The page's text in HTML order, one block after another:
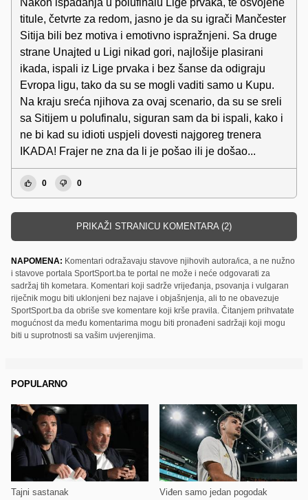
titule, četvrte za redom, jasno je da su igrači Mančester
Sitija bili bez motiva i emotivno ispražnjeni. Sa druge
strane Unajted u Ligi nikad gori, najlošije plasirani
ikada, ispali iz Lige prvaka i bez šanse da odigraju
Evropa ligu, tako da su se mogli vaditi samo u Kupu.
Na kraju sreća njihova za ovaj scenario, da su se sreli
sa Sitijem u polufinalu, siguran sam da bi ispali, kako i
ne bi kad su idioti uspjeli dovesti najgoreg trenera
IKADA! Frajer ne zna da li je pošao ili je došao...
0 0
PRIKAŽI STRANICU KOMENTARA (2)
NAPOMENA: Komentari odražavaju stavove njihovih autora/ica, a ne nužno
i stavove portala SportSport.ba te portal ne može i neće odgovarati za
sadržaj tih kometara. Komentari koji sadrže vrijeđanja, psovanja i vulgaran
riječnik mogu biti uklonjeni bez najave i objašnjenja, ali to ne obavezuje
SportSport.ba da obriše sve komentare koji krše pravila. Čitanjem prihvatate
mogućnost da među komentarima mogu biti pronađeni sadržaji koji mogu
biti u suprotnosti sa vašim uvjerenjima.
POPULARNO
Tajni sastanak Viđen samo jedan pogodak